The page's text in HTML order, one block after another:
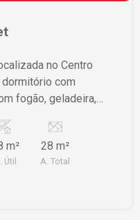
no Centro
dormitório com
fogão, geladeira,
uma visita!
m²
Útil
28 m²
A. Total